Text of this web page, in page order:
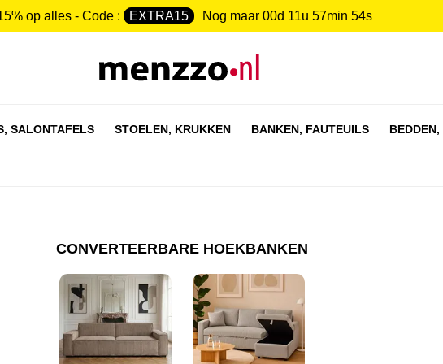
op alles - Code : EXTRA15 Nog maar 00d 11u 57min 53s
SALONTAFELS STOELEN, KRUKKEN BANKEN, FAUTEUILS BEDDEN,
CONVERTEERBARE HOEKBANKEN